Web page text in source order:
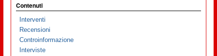
Contenuti
Interventi
Recensioni
Controinformazione
Interviste